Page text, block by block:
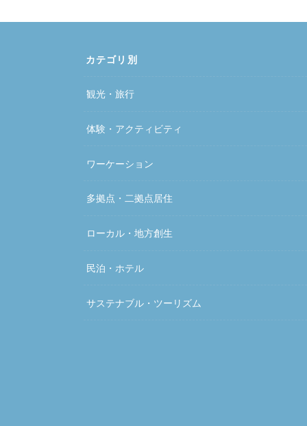
カテゴリ別
観光・旅行
体験・アクティビティ
ワーケーション
多拠点・二拠点居住
ローカル・地方創生
民泊・ホテル
サステナブル・ツーリズム